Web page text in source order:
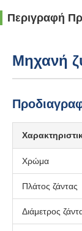
Περιγραφή
Μηχανή
Χρώμα
Πλάτος ζάντας
Διάμετρος